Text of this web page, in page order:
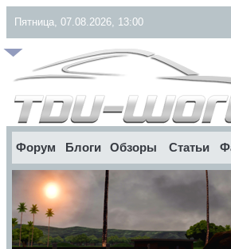
Пятница, 07.08.2026, 13:00
Форум Блоги Обзоры Статьи